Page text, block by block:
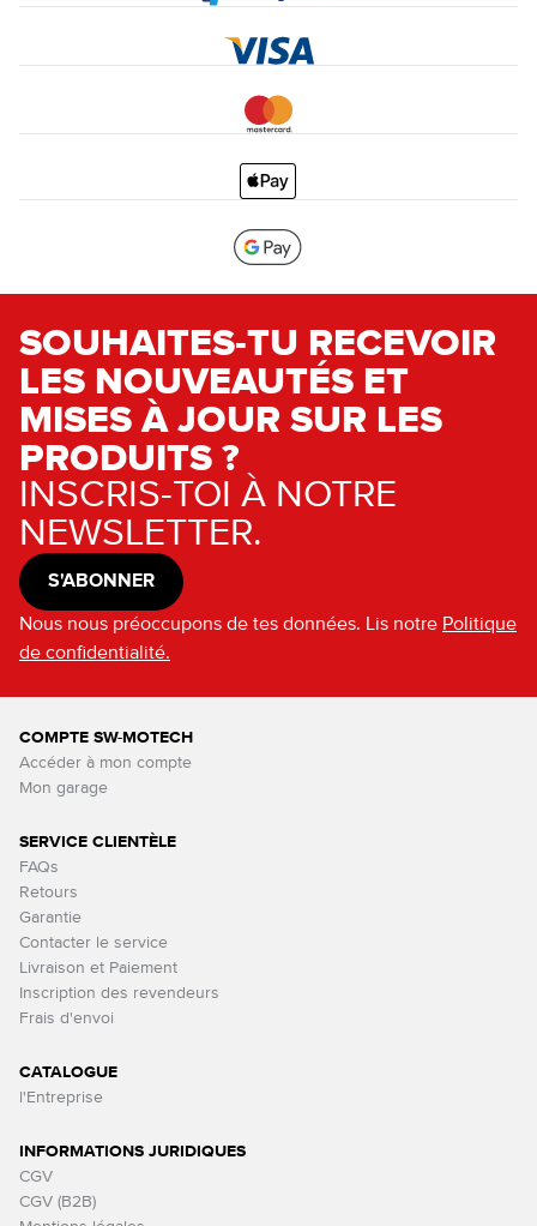
SOUHAITES-TU RECEVOIR
LES NOUVEAUTÉS ET
MISES À JOUR SUR LES
PRODUITS ?
INSCRIS-TOI À NOTRE
NEWSLETTER.
S'ABONNER
Nous nous préoccupons de tes données. Lis notre Politique
de confidentialité.
COMPTE SW-MOTECH
Accéder à mon compte
Mon garage
SERVICE CLIENTÈLE
FAQs
Retours
Garantie
Contacter le service
Livraison et Paiement
Inscription des revendeurs
Frais d'envoi
CATALOGUE
l'Entreprise
INFORMATIONS JURIDIQUES
CGV
CGV (B2B)